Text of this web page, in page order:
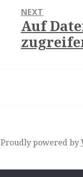
NEXT
Next
post:
Auf
Proudly powered by